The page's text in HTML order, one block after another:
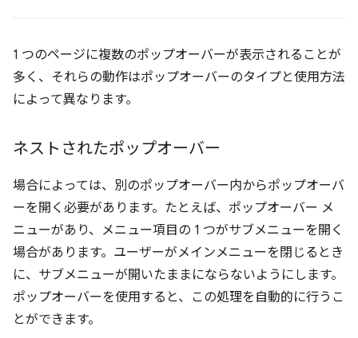
1 つのページに複数のポップオーバーが表示されることが
多く、それらの動作はポップオーバーのタイプと使用方法
によって異なります。
ネストされたポップオーバー
場合によっては、別のポップオーバー内からポップオーバ
ーを開く必要があります。たとえば、ポップオーバー メ
ニューがあり、メニュー項目の 1 つがサブメニューを開く
場合があります。ユーザーがメインメニューを閉じるとき
に、サブメニューが開いたままにならないようにします。
ポップオーバーを使用すると、この処理を自動的に行うこ
とができます。